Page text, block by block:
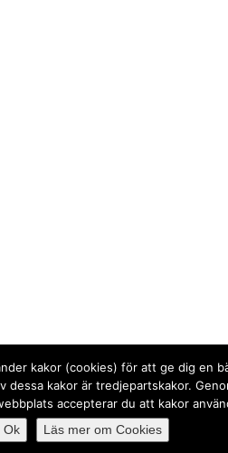
kakor (cookies) för att ge dig en
dessa kakor är tredjepartskakor.
accepterar du att kakor
Ok
Läs mer om Cookies